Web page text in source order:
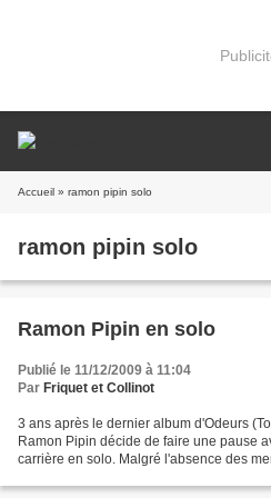
Accueil » ramon pipin solo
ramon pipin solo
Ramon Pipin en solo
Publié le 11/12/2009 à 11:04
Par Friquet et Collinot
3 ans après le dernier album d'Odeurs
Ramon Pipin décide de faire une pause
carrière en solo. Malgré l'absence des